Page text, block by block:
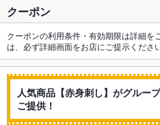
クーポン
クーポンの利用条件・有効期限は詳細を
は、必ず詳細画面をお店にご提示ください
人気商品【赤身刺し】がグルー
ご提供！